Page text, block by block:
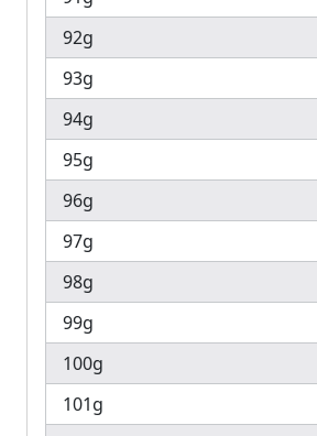
92g
93g
94g
95g
96g
97g
98g
99g
100g
101g